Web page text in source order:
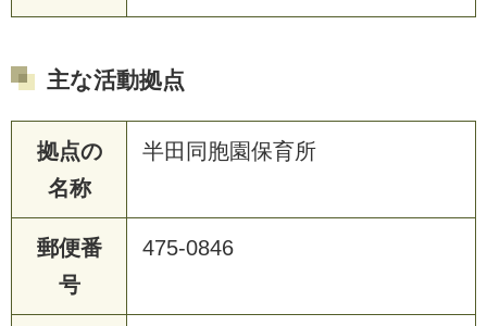
主な活動拠点
拠点の
名称
半田同胞園保育所
郵便番
号
475-0846